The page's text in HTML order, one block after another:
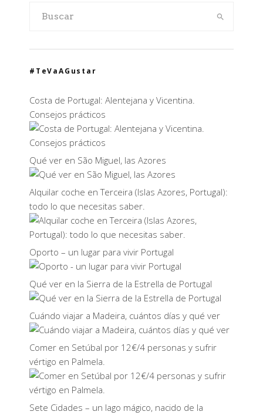
#TeVaAGustar
Costa de Portugal: Alentejana y Vicentina.
Consejos prácticos
Qué ver en São Miguel, las Azores
Alquilar coche en Terceira (Islas Azores, Portugal):
todo lo que necesitas saber.
Oporto – un lugar para vivir Portugal
Qué ver en la Sierra de la Estrella de Portugal
Cuándo viajar a Madeira, cuántos días y qué ver
Comer en Setúbal por 12€/4 personas y sufrir
vértigo en Palmela.
Sete Cidades – un lago mágico, nacido de la